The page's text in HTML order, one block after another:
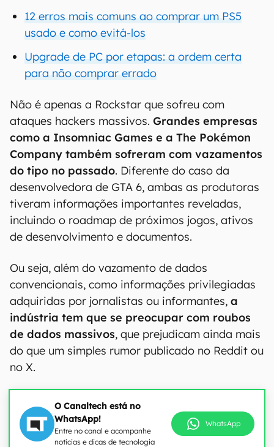
12 erros mais comuns ao comprar um PS5
usado e como evitá-los
Upgrade de PC por etapas: a ordem certa
para não comprar errado
Não é apenas a Rockstar que sofreu com
ataques hackers massivos. Grandes empresas
como a Insomniac Games e a The Pokémon
Company também sofreram com vazamentos
do tipo no passado. Diferente do caso da
desenvolvedora de GTA 6, ambas as produtoras
tiveram informações importantes reveladas,
incluindo o roadmap de próximos jogos, ativos
de desenvolvimento e documentos.
Ou seja, além do vazamento de dados
convencionais, como informações privilegiadas
adquiridas por jornalistas ou informantes, a
indústria tem que se preocupar com roubos
de dados massivos, que prejudicam ainda mais
do que um simples rumor publicado no Reddit ou
no X.
O Canaltech está no
WhatsApp!
Entre no canal e acompanhe
notícias e dicas de tecnologia
WhatsApp